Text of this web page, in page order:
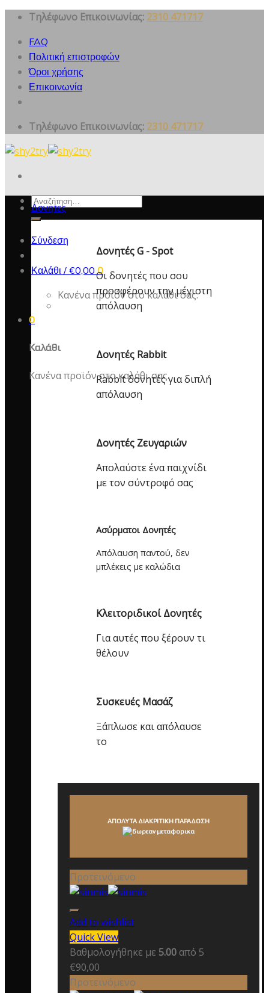
Skip
content
Τηλέφωνο Επικοινωνίας: 2310 471717
FAQ
Πολιτική επιστροφών
Όροι χρήσης
Επικοινωνία
Τηλέφωνο Επικοινωνίας: 2310 471717
Αναζήτηση
για:
Σύνδεση
Καλάθι / €0,00 0
Κανένα προϊόν στο καλάθι σας.
0
Καλάθι
Κανένα προϊόν στο καλάθι σας.
Δονητες
Δονητές G - Spot
Οι δονητές που σου
προσφέρουν την μέγιστη
απόλαυση
Δονητές Rabbit
Rabbit δονητές για διπλή
απόλαυση
Δονητές Ζευγαριών
Απολαύστε ένα παιχνίδι
με τον σύντροφό σας
Ασύρματοι Δονητές
Απόλαυση παντού, δεν
μπλέκεις με καλώδια
Κλειτοριδικοί Δονητές
Για αυτές που ξέρουν τι
θέλουν
Συσκευές Μασάζ
Ξάπλωσε και απόλαυσε
το
ΑΠΟΛΥΤΑ ΔΙΑΚΡΙΤΙΚΗ ΠΑΡΑΔΟΣΗ
Προτεινόμενο
Add to wishlist
Quick View
Βαθμολογήθηκε με 5.00 από 5
€90,00
Προτεινόμενο